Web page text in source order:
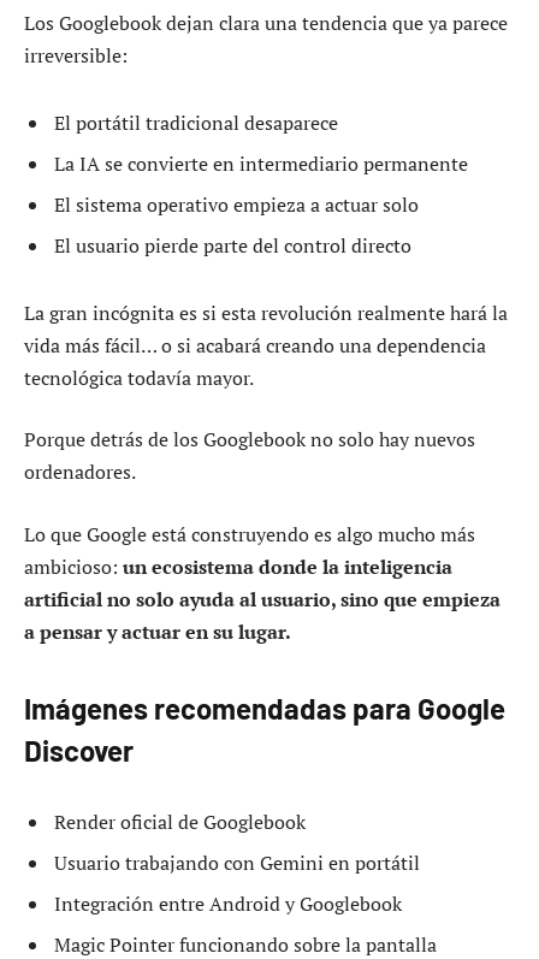
Los Googlebook dejan clara una tendencia que ya parece
irreversible:
El portátil tradicional desaparece
La IA se convierte en intermediario permanente
El sistema operativo empieza a actuar solo
El usuario pierde parte del control directo
La gran incógnita es si esta revolución realmente hará la
vida más fácil… o si acabará creando una dependencia
tecnológica todavía mayor.
Porque detrás de los Googlebook no solo hay nuevos
ordenadores.
Lo que Google está construyendo es algo mucho más
ambicioso: un ecosistema donde la inteligencia
artificial no solo ayuda al usuario, sino que empieza
a pensar y actuar en su lugar.
Imágenes recomendadas para Google
Discover
Render oficial de Googlebook
Usuario trabajando con Gemini en portátil
Integración entre Android y Googlebook
Magic Pointer funcionando sobre la pantalla